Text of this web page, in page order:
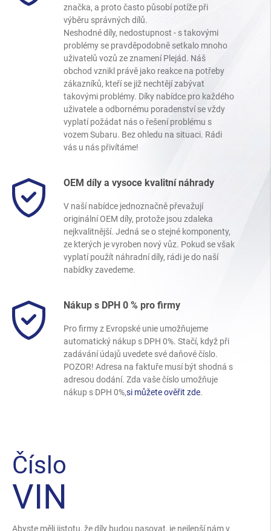
značka, a proto často působí potíže při
výběru správných dílů.
Neshodné díly, nedostupnost - s takovými
problémy se pravděpodobně setkalo mnoho
uživatelů vozů ze znamení Plejád. Náš
obchod vznikl právě jako reakce na potřeby
zákazníků, kteří se již nechtějí zabývat
takovými problémy. Díky nabídce pro každého
uživatele a odbornému poradenství se vždy
vyplatí požádat nás o řešení problému s
vozem Subaru. Bez ohledu na situaci. Rádi
vás u nás přivítáme!
OEM díly a vysoce kvalitní náhrady
V naší nabídce jednoznačně převažují
originální OEM díly, protože jsou zdaleka
nejkvalitnější. Jedná se o stejné komponenty,
ze kterých je vyroben nový vůz. Pokud se však
vyplatí použít náhradní díly, rádi je do naší
nabídky zavedeme.
Nákup s DPH 0 % pro firmy
Pro firmy z Evropské unie umožňujeme
automatický nákup s DPH 0%. Stačí, když při
zadávání údajů uvedete své daňové číslo.
POZOR! Adresa na faktuře musí být shodná s
adresou dodání. Zda vaše číslo umožňuje
nákup s DPH 0%,si můžete ověřit zde.
Číslo
VIN
Abyste měli jistotu, že díly budou pasovat, je nejlepší nám v